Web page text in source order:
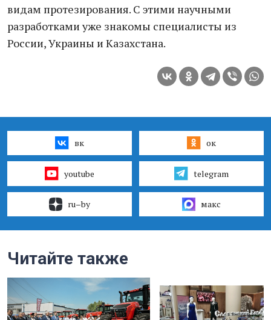
видам протезирования. С этими научными
разработками уже знакомы специалисты из
России, Украины и Казахстана.
вк ок
youtube telegram
ru–by макс
Читайте также